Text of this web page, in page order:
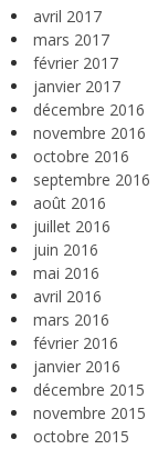
avril 2017
mars 2017
février 2017
janvier 2017
décembre 2016
novembre 2016
octobre 2016
septembre 2016
août 2016
juillet 2016
juin 2016
mai 2016
avril 2016
mars 2016
février 2016
janvier 2016
décembre 2015
novembre 2015
octobre 2015